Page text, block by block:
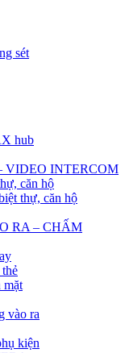
sét
hub
VIDEO INTERCOM
căn hộ
thự, căn hộ
RA – CHẤM
mặt
vào ra
kiện